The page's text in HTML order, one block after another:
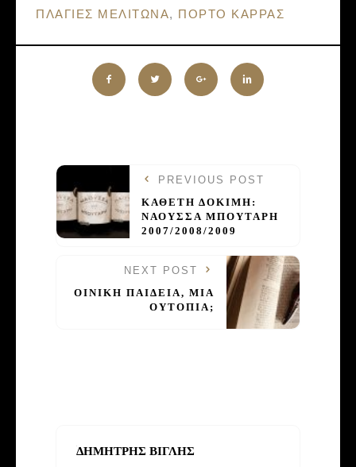
ΠΛΑΓΙΕΣ ΜΕΛΙΤΩΝΑ, ΠΟΡΤΟ ΚΑΡΡΑΣ
PREVIOUS POST
ΚΑΘΕΤΗ ΔΟΚΙΜΗ:
ΝΑΟΥΣΣΑ ΜΠΟΥΤΑΡΗ
2007/2008/2009
NEXT POST
ΟΙΝΙΚΗ ΠΑΙΔΕΙΑ, ΜΙΑ
ΟΥΤΟΠΙΑ;
ΔΗΜΗΤΡΗΣ ΒΙΓΛΗΣ